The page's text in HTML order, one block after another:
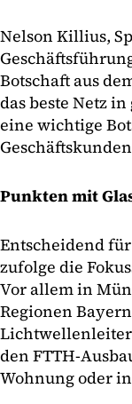
Nelson Killius,
Botschaft aus
das beste Netz
eine wichtige
Punkten mit
Entscheidend
zufolge die
Vor allem in
Regionen
den FTTH-
Wohnung oder